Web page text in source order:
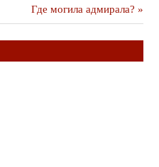
Следующая
публикация
Где могила адмирала?